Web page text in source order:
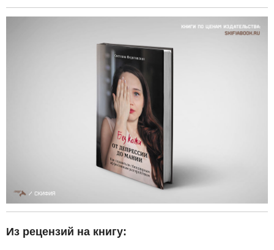
Из рецензий на книгу: